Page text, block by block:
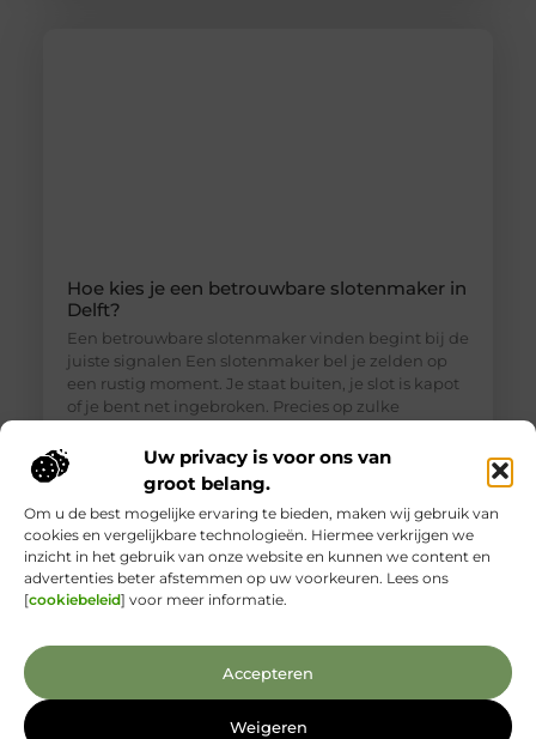
Uw privacy is voor ons van
groot belang.
Om u de best mogelijke ervaring te bieden, maken wij gebruik van
cookies en vergelijkbare technologieën. Hiermee verkrijgen we
inzicht in het gebruik van onze website en kunnen we content en
advertenties beter afstemmen op uw voorkeuren. Lees ons
[cookiebeleid] voor meer informatie.
Accepteren
Weigeren
Hoe kies je een betrouwbare slotenmaker in
Delft?
Een betrouwbare slotenmaker vinden begint bij de
juiste signalen Een slotenmaker bel je zelden op
een rustig moment. Je staat buiten, je slot is kapot
of je bent net ingebroken. Precies op zulke
je voor je hebt. Toch is een betrouwbare
slotenmaker in Delft geen zeldzaamheid, als je
weet waar je